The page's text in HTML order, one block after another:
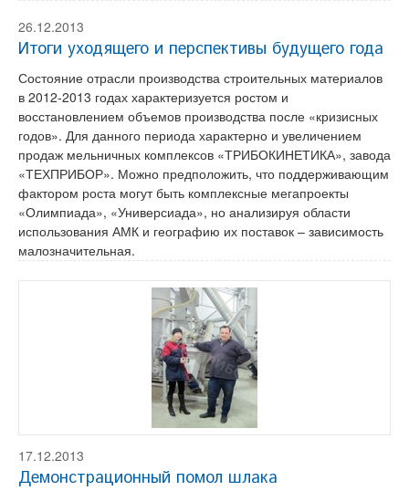
26.12.2013
Итоги уходящего и перспективы будущего года
Состояние отрасли производства строительных материалов
в 2012-2013 годах характеризуется ростом и
восстановлением объемов производства после «кризисных
годов». Для данного периода характерно и увеличением
продаж мельничных комплексов «ТРИБОКИНЕТИКА», завода
«ТЕХПРИБОР». Можно предположить, что поддерживающим
фактором роста могут быть комплексные мегапроекты
«Олимпиада», «Универсиада», но анализируя области
использования АМК и географию их поставок – зависимость
малозначительная.
17.12.2013
Демонстрационный помол шлака